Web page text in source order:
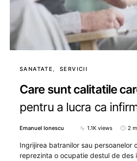
SANATATE SERVICII
Care sunt calitatile
pentru a lucra ca
Emanuel Ionescu 1.1K views 2
Ingrijirea batranilor sau persoanelor
reprezinta o ocupatie destul de des